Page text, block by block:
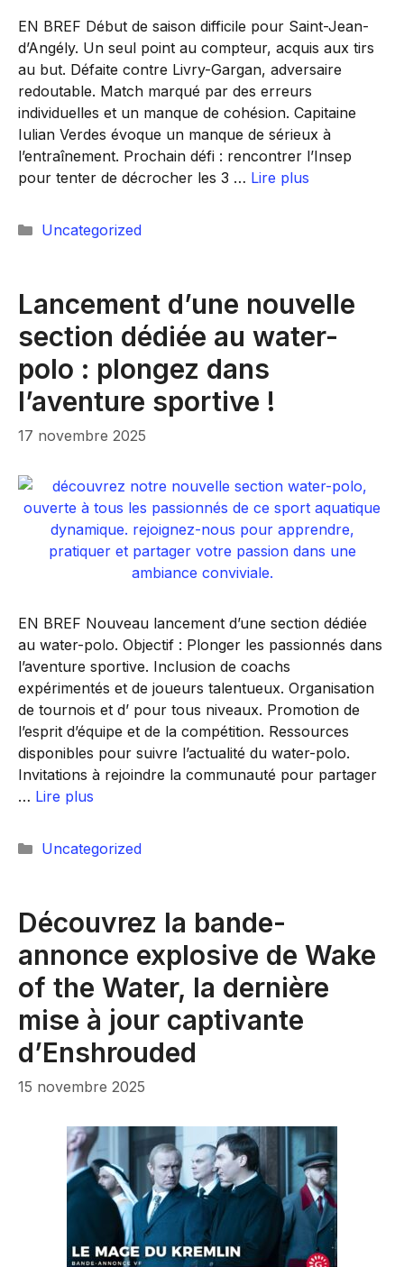
EN BREF Début de saison difficile pour Saint-Jean-
d’Angély. Un seul point au compteur, acquis aux tirs
au but. Défaite contre Livry-Gargan, adversaire
redoutable. Match marqué par des erreurs
individuelles et un manque de cohésion. Capitaine
Iulian Verdes évoque un manque de sérieux à
l’entraînement. Prochain défi : rencontrer l’Insep
pour tenter de décrocher les 3 … Lire plus
Catégories
Uncategorized
Lancement d’une nouvelle
section dédiée au water-
polo : plongez dans
l’aventure sportive !
17 novembre 2025
EN BREF Nouveau lancement d’une section dédiée
au water-polo. Objectif : Plonger les passionnés dans
l’aventure sportive. Inclusion de coachs
expérimentés et de joueurs talentueux. Organisation
de tournois et d’ pour tous niveaux. Promotion de
l’esprit d’équipe et de la compétition. Ressources
disponibles pour suivre l’actualité du water-polo.
Invitations à rejoindre la communauté pour partager
… Lire plus
Catégories
Uncategorized
Découvrez la bande-
annonce explosive de Wake
of the Water, la dernière
mise à jour captivante
d’Enshrouded
15 novembre 2025